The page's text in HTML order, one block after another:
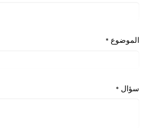
الموضوع *
سؤال *